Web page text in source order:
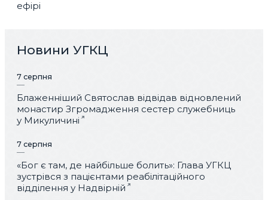
ефірі
Новини УГКЦ
7 серпня
Блаженніший Святослав відвідав відновлений
монастир Згромадження сестер служебниць
у Микуличині
7 серпня
«Бог є там, де найбільше болить»: Глава УГКЦ
зустрівся з пацієнтами реабілітаційного
відділення у Надвірній